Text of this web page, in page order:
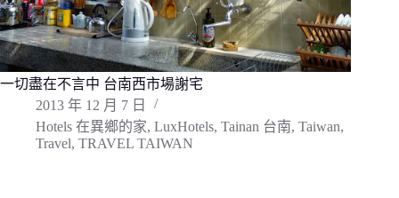
一切盡在不言中 台南西市場謝宅
2013 年 12 月 7 日
Hotels 在異鄉的家, LuxHotels, Tainan 台南, Taiwan,
Travel, TRAVEL TAIWAN